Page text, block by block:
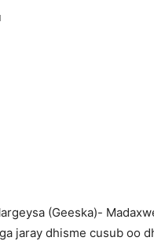
argeysa (Geeska)-
jaray dhisme cusub oo